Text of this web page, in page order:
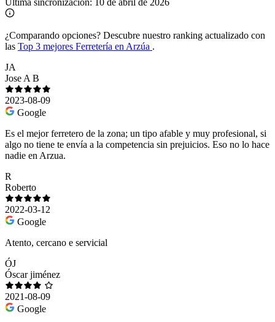
¿Comparando opciones? Descubre nuestro ranking actualizado con
las Top 3 mejores Ferretería en Arzúa .
JA
Jose A B
2023-08-09
Google
Es el mejor ferretero de la zona; un tipo afable y muy profesional, si
algo no tiene te envía a la competencia sin prejuicios. Eso no lo hace
nadie en Arzua.
R
Roberto
2022-03-12
Google
Atento, cercano e servicial
ÓJ
Óscar jiménez
2021-08-09
Google